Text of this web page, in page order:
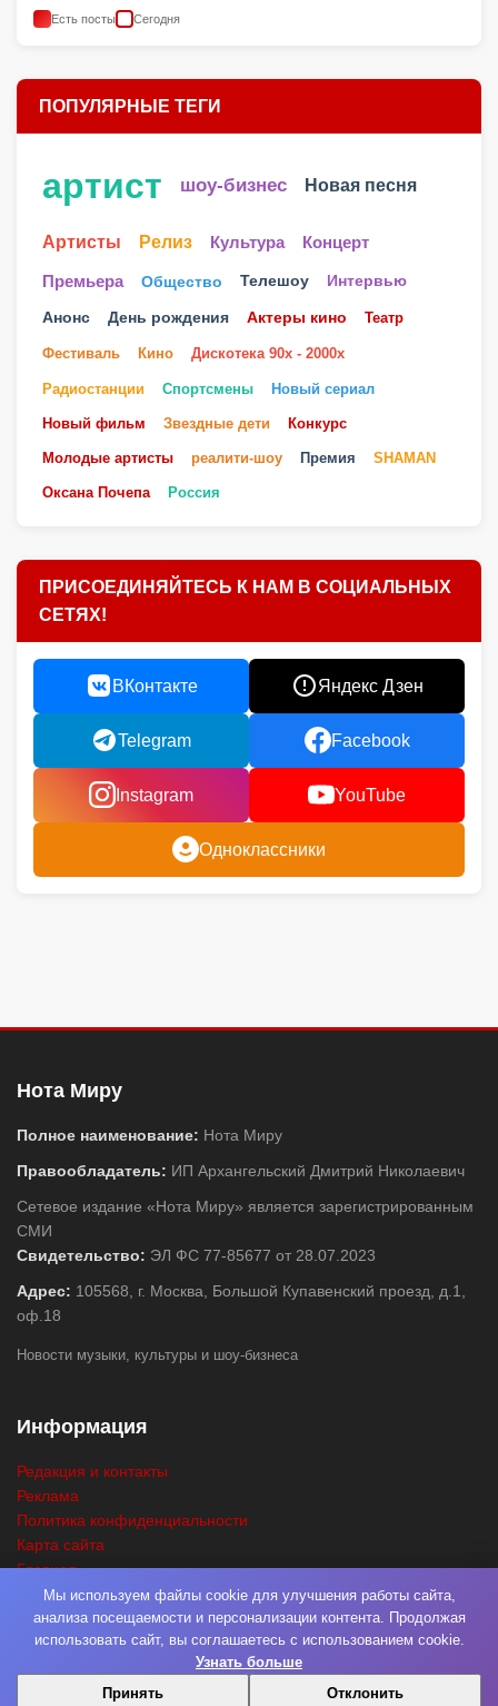
Есть посты Сегодня
ПОПУЛЯРНЫЕ ТЕГИ
артист шоу-бизнес Новая песня
Артисты Релиз Культура Концерт
Премьера Общество Телешоу Интервью
Анонс День рождения Актеры кино Театр
Фестиваль Кино Дискотека 90х - 2000х
Радиостанции Спортсмены Новый сериал
Новый фильм Звездные дети Конкурс
Молодые артисты реалити-шоу Премия SHAMAN
Оксана Почепа Россия
ПРИСОЕДИНЯЙТЕСЬ К НАМ В СОЦИАЛЬНЫХ
СЕТЯХ!
ВКонтакте Яндекс Дзен
Telegram Facebook
Instagram YouTube
Одноклассники
Нота Миру
Полное наименование: Нота Миру
Правообладатель: ИП Архангельский Дмитрий Николаевич
Сетевое издание «Нота Миру» является зарегистрированным
СМИ
Свидетельство: ЭЛ ФС 77-85677 от 28.07.2023
Адрес: 105568, г. Москва, Большой Купавенский проезд, д.1,
оф.18
Новости музыки, культуры и шоу-бизнеса
Информация
Редакция и контакты
Реклама
Политика конфиденциальности
Карта сайта
Главная
Поиск
© 2026Нота Миру. РазработкаФабрика Медиа Мьюзик. Все права
Мы используем файлы cookie для улучшения работы сайта,
анализа посещаемости и персонализации контента. Продолжая
использовать сайт, вы соглашаетесь с использованием cookie.
Узнать больше
Принять
Отклонить